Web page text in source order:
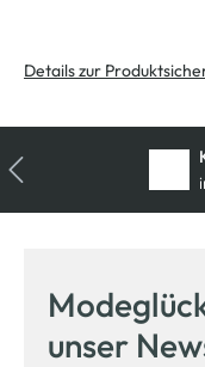
Details zur
unser